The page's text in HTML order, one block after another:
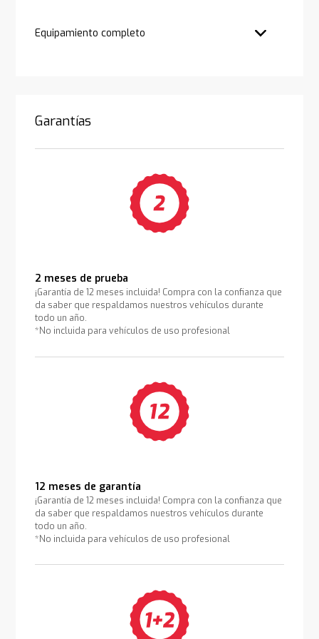
Equipamiento completo
Garantías
2 meses de prueba
¡Garantía de 12 meses incluida! Compra con la confianza que
da saber que respaldamos nuestros vehículos durante
todo un año.
*No incluida para vehículos de uso profesional
12 meses de garantía
¡Garantía de 12 meses incluida! Compra con la confianza que
da saber que respaldamos nuestros vehículos durante
todo un año.
*No incluida para vehículos de uso profesional